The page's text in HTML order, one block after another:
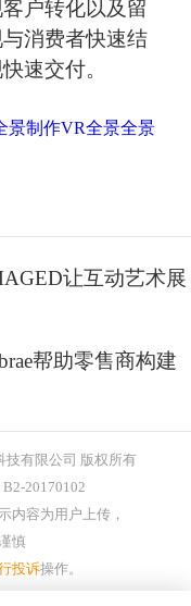
户转化以及留
消费者快速结
速交付。
景制作VR全景全景
让互动艺术展
帮助零售商构建
技有限公司 版权所有
20170102
内容为用户上传，
慎
投诉操作。